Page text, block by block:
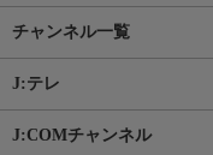
チャンネル一覧
J:テレ
J:COMチャンネル